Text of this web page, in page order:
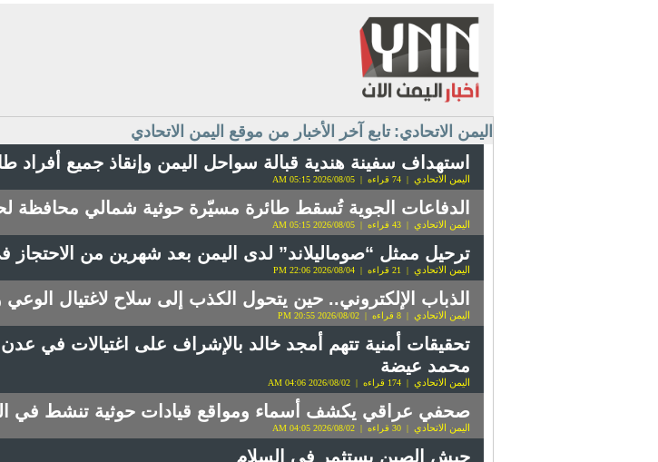
اليمن الاتحادي: تابع آخر الأخبار من موقع اليمن الاتحادي
استهداف سفينة هندية قبالة سواحل اليمن وإنقاذ جميع أفراد
اليمن الاتحادي | 74 قراءه | 2026/08/05 05:15 AM
الدفاعات الجوية تُسقط طائرة مسيّرة حوثية شمالي محافظة
اليمن الاتحادي | 43 قراءه | 2026/08/05 05:15 AM
ترحيل ممثل “صوماليلاند” لدى اليمن بعد شهرين من
اليمن الاتحادي | 21 قراءه | 2026/08/04 22:06 PM
الذباب الإلكتروني.. حين يتحول الكذب إلى سلاح لاغتيال الوعي
اليمن الاتحادي | 8 قراءه | 2026/08/02 20:55 PM
تحقيقات أمنية تتهم أمجد خالد بالإشراف على اغتيالات في عدن
محمد عيضة
اليمن الاتحادي | 174 قراءه | 2026/08/02 04:06 AM
صحفي عراقي يكشف أسماء ومواقع قيادات حوثية تنشط في
اليمن الاتحادي | 30 قراءه | 2026/08/02 04:05 AM
جيش الصين يستثمر في السلام